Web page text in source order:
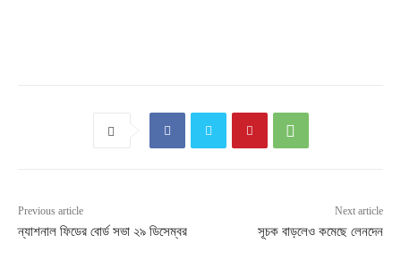
Previous article
ন্যাশনাল ফিডের বোর্ড সভা ২৯ ডিসেম্বর
Next article
সূচক বাড়লেও কমেছে লেনদেন